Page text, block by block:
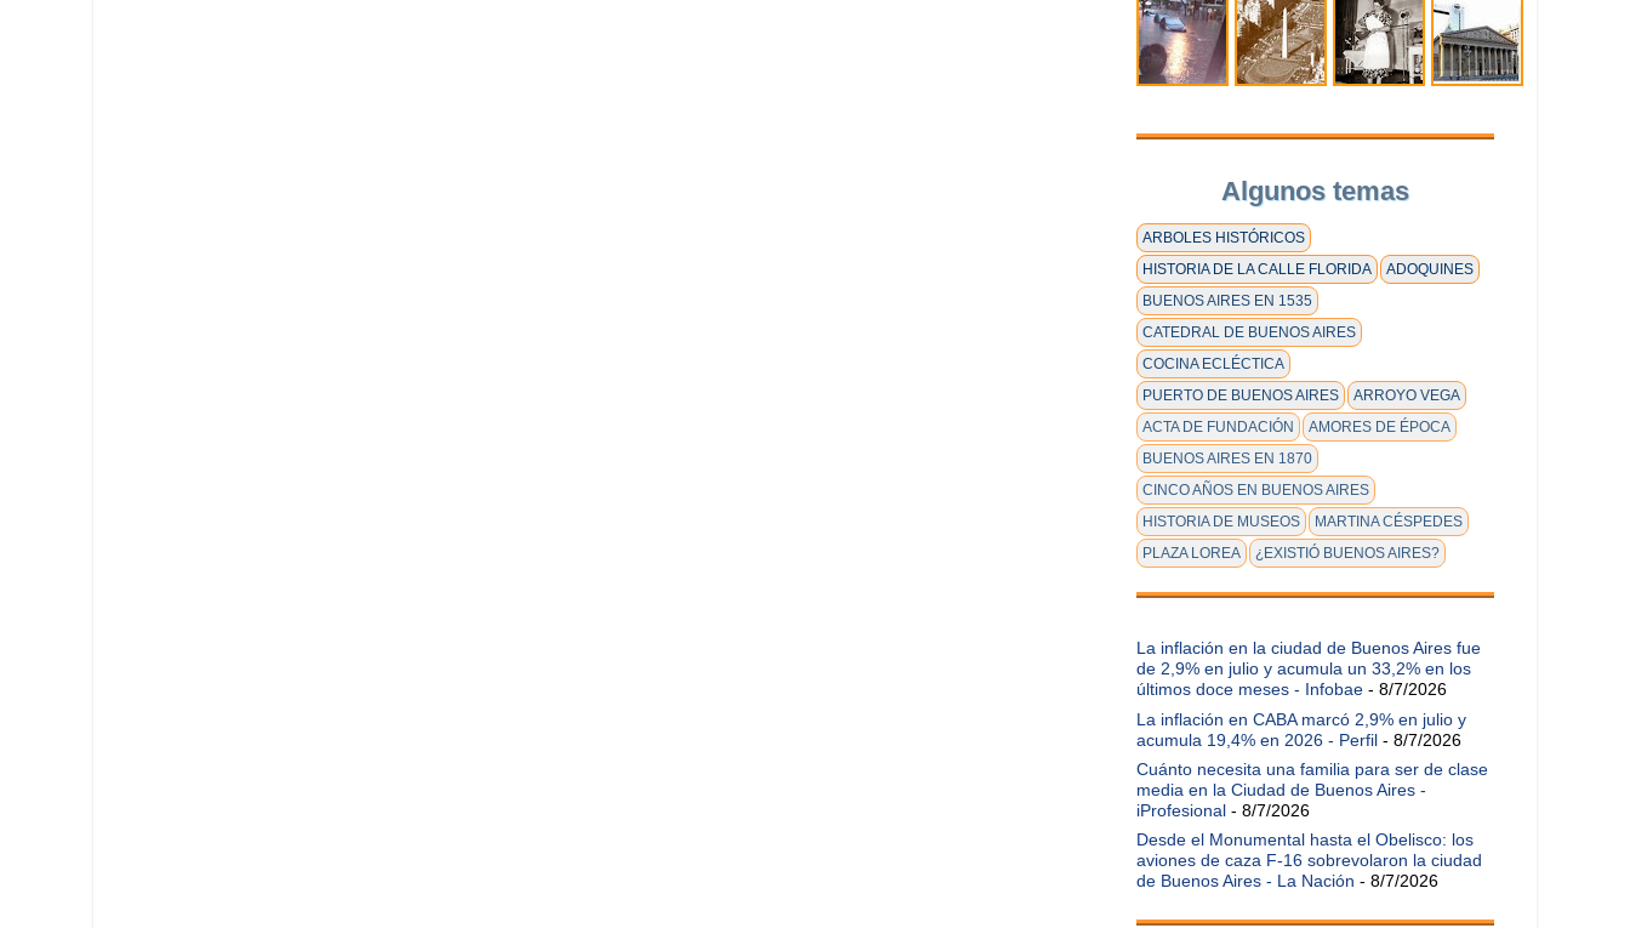
Algunos temas
ARBOLES HISTÓRICOS
HISTORIA DE LA CALLE FLORIDA
ADOQUINES
BUENOS AIRES EN 1535
CATEDRAL DE BUENOS AIRES
COCINA ECLÉCTICA
PUERTO DE BUENOS AIRES
ARROYO VEGA
ACTA DE FUNDACIÓN
AMORES DE ÉPOCA
BUENOS AIRES EN 1870
CINCO AÑOS EN BUENOS AIRES
HISTORIA DE MUSEOS
MARTINA CÉSPEDES
PLAZA LOREA
¿EXISTIÓ BUENOS AIRES?
La inflación en la ciudad de Buenos Aires fue
de 2,9% en julio y acumula un 33,2% en los
últimos doce meses - Infobae - 8/7/2026
La inflación en CABA marcó 2,9% en julio y
acumula 19,4% en 2026 - Perfil - 8/7/2026
Cuánto necesita una familia para ser de clase
media en la Ciudad de Buenos Aires -
iProfesional - 8/7/2026
Desde el Monumental hasta el Obelisco: los
aviones de caza F-16 sobrevolaron la ciudad
de Buenos Aires - La Nación - 8/7/2026